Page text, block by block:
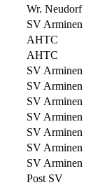
Wr. Neudorf
SV Arminen
AHTC
AHTC
SV Arminen
SV Arminen
SV Arminen
SV Arminen
SV Arminen
SV Arminen
SV Arminen
Post SV